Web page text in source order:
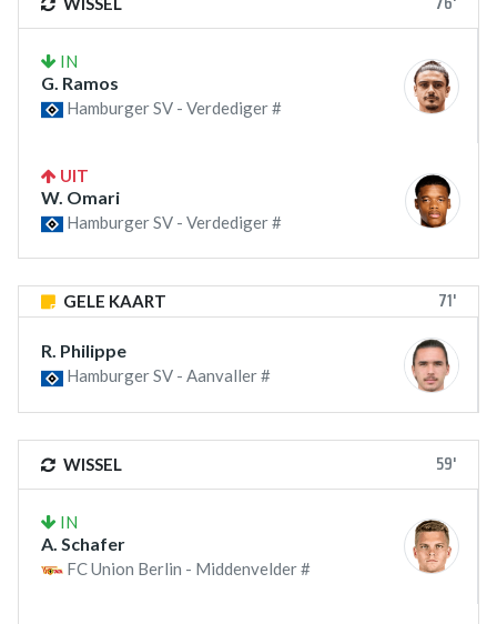
IN
G. Ramos
Hamburger SV - Verdediger #
UIT
W. Omari
Hamburger SV - Verdediger #
GELE KAART 71'
R. Philippe
Hamburger SV - Aanvaller #
WISSEL 59'
IN
A. Schafer
FC Union Berlin - Middenvelder #